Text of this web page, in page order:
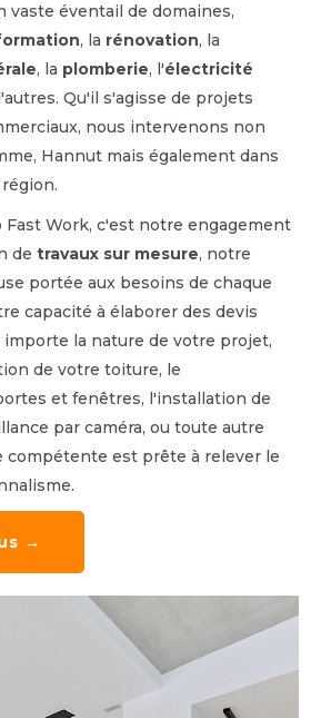
vaste éventail de domaines,
, la rénovation, la
, la plomberie, l'électricité
Qu'il s'agisse de projets
nous intervenons non
Hannut mais également dans
Fast Work, c'est notre engagement
de travaux sur mesure, notre
portée aux besoins de chaque
capacité à élaborer des devis
importe la nature de votre projet,
de votre toiture, le
et fenêtres, l'installation de
par caméra, ou toute autre
compétente est prête à relever le
→